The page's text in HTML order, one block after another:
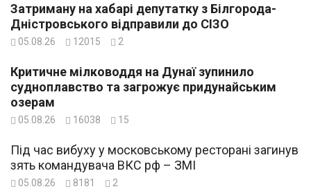
Затриману на хабарі депутатку з Білгорода-
Дністровського відправили до СІЗО
05.08.26 12015 2
Критичне мілководдя на Дунаї зупинило
судноплавство та загрожує придунайським
озерам
05.08.26 16038 15
Під час вибуху у московському ресторані загинув
зять командувача ВКС рф – ЗМІ
05.08.26 8181 2